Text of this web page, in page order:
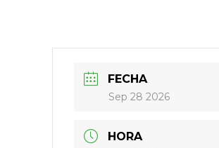
FECHA
Sep 28 2026
HORA